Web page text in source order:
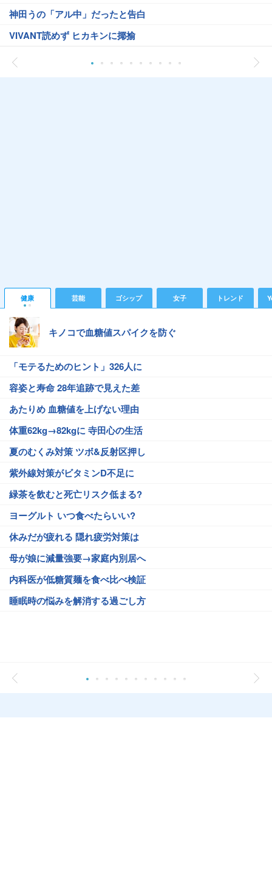
神田うの「アル中」だったと告白
VIVANT読めず ヒカキンに揶揄
健康 芸能 ゴシップ 女子 トレンド
キノコで血糖値スパイクを防ぐ
「モテるためのヒント」326人に
容姿と寿命 28年追跡で見えた差
あたりめ 血糖値を上げない理由
体重62kg→82kgに 寺田心の生活
夏のむくみ対策 ツボ&反射区押し
紫外線対策がビタミンD不足に
緑茶を飲むと死亡リスク低まる?
ヨーグルト いつ食べたらいい?
休みだが疲れる 隠れ疲労対策は
母が娘に減量強要→家庭内別居へ
内科医が低糖質麺を食べ比べ検証
睡眠時の悩みを解消する過ごし方